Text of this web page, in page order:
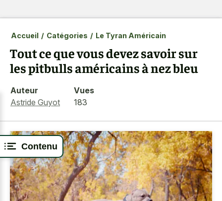
Contenu
Accueil / Catégories / Le Tyran Américain
Tout ce que vous devez savoir sur
les pitbulls américains à nez bleu
Auteur
Astride Guyot
Vues
183